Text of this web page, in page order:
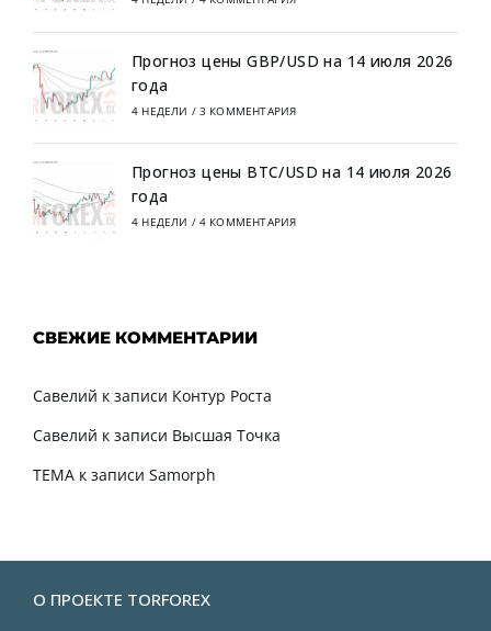
Прогноз цены GBP/USD на 14 июля 2026
года
4 НЕДЕЛИ / 3 КОММЕНТАРИЯ
Прогноз цены BTC/USD на 14 июля 2026
года
4 НЕДЕЛИ / 4 КОММЕНТАРИЯ
СВЕЖИЕ КОММЕНТАРИИ
Савелий к записи Контур Роста
Савелий к записи Высшая Точка
TEMA к записи Samorph
О ПРОЕКТЕ TORFOREX